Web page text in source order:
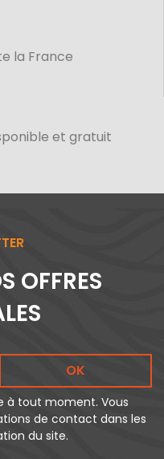
la France
et gratuit
OFFRES
OK
à tout moment. Vous
de contact dans les
du site.